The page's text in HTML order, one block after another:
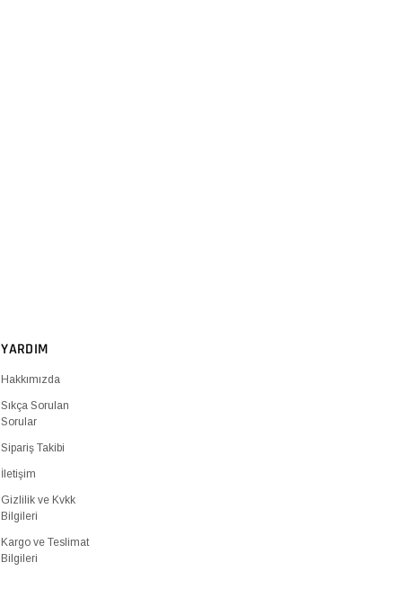
YARDIM
Hakkımızda
Sıkça Sorulan
Sorular
Sipariş Takibi
İletişim
Gizlilik ve Kvkk
Bilgileri
Kargo ve Teslimat
Bilgileri